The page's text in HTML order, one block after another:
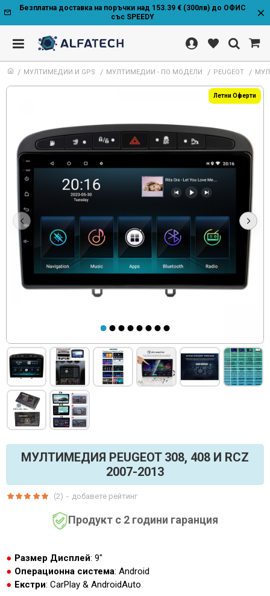
Безплатна доставка на поръчки над 153.39 € (300лв) до ОФИС
със SPEEDY
МУЛТИМЕДИИ И GPS МУЛТИМЕДИИ - ПО МОДЕЛИ PEUGEOT
Летни Оферти
МУЛТИМЕДИЯ PEUGEOT 308, 408 И RCZ
2007-2013
Продукт с 2 години гаранция
Размер Дисплей: 9"
Операционна система: Android
Екстри: CarPlay & AndroidAuto
(2) - добавете рейтинг